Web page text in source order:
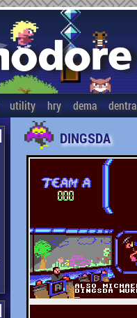
utility hry dema dentra
DINGSDA